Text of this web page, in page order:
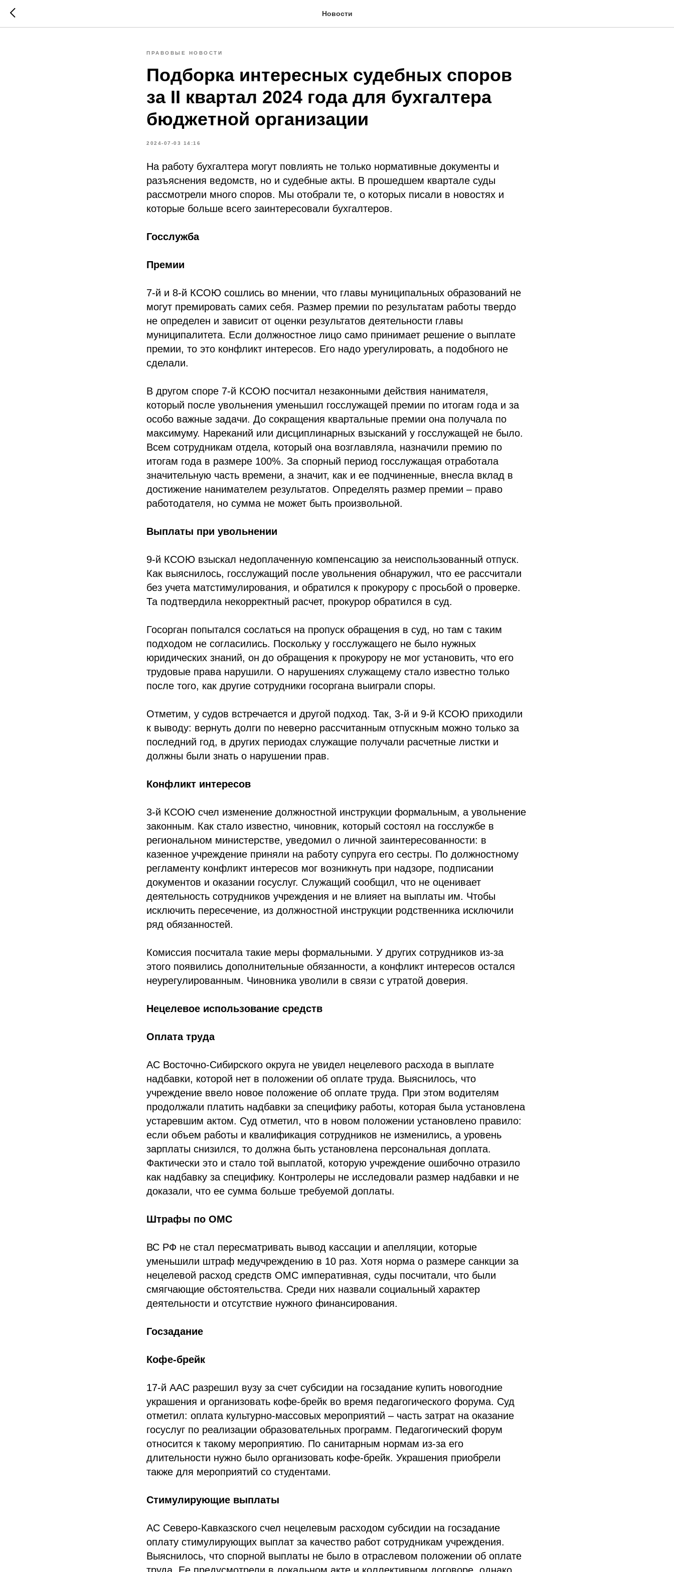
Новости
ПРАВОВЫЕ НОВОСТИ
Подборка интересных судебных споров
за II квартал 2024 года для бухгалтера
бюджетной организации
2024-07-03 14:16
На работу бухгалтера могут повлиять не только нормативные документы и
разъяснения ведомств, но и судебные акты. В прошедшем квартале суды
рассмотрели много споров. Мы отобрали те, о которых писали в новостях и
которые больше всего заинтересовали бухгалтеров.
Госслужба
Премии
7-й и 8-й КСОЮ сошлись во мнении, что главы муниципальных образований не
могут премировать самих себя. Размер премии по результатам работы твердо
не определен и зависит от оценки результатов деятельности главы
муниципалитета. Если должностное лицо само принимает решение о выплате
премии, то это конфликт интересов. Его надо урегулировать, а подобного не
сделали.
В другом споре 7-й КСОЮ посчитал незаконными действия нанимателя,
который после увольнения уменьшил госслужащей премии по итогам года и за
особо важные задачи. До сокращения квартальные премии она получала по
максимуму. Нареканий или дисциплинарных взысканий у госслужащей не было.
Всем сотрудникам отдела, который она возглавляла, назначили премию по
итогам года в размере 100%. За спорный период госслужащая отработала
значительную часть времени, а значит, как и ее подчиненные, внесла вклад в
достижение нанимателем результатов. Определять размер премии – право
работодателя, но сумма не может быть произвольной.
Выплаты при увольнении
9-й КСОЮ взыскал недоплаченную компенсацию за неиспользованный отпуск.
Как выяснилось, госслужащий после увольнения обнаружил, что ее рассчитали
без учета матстимулирования, и обратился к прокурору с просьбой о проверке.
Та подтвердила некорректный расчет, прокурор обратился в суд.
Госорган попытался сослаться на пропуск обращения в суд, но там с таким
подходом не согласились. Поскольку у госслужащего не было нужных
юридических знаний, он до обращения к прокурору не мог установить, что его
трудовые права нарушили. О нарушениях служащему стало известно только
после того, как другие сотрудники госоргана выиграли споры.
Отметим, у судов встречается и другой подход. Так, 3-й и 9-й КСОЮ приходили
к выводу: вернуть долги по неверно рассчитанным отпускным можно только за
последний год, в других периодах служащие получали расчетные листки и
должны были знать о нарушении прав.
Конфликт интересов
3-й КСОЮ счел изменение должностной инструкции формальным, а увольнение
законным. Как стало известно, чиновник, который состоял на госслужбе в
региональном министерстве, уведомил о личной заинтересованности: в
казенное учреждение приняли на работу супруга его сестры. По должностному
регламенту конфликт интересов мог возникнуть при надзоре, подписании
документов и оказании госуслуг. Служащий сообщил, что не оценивает
деятельность сотрудников учреждения и не влияет на выплаты им. Чтобы
исключить пересечение, из должностной инструкции родственника исключили
ряд обязанностей.
Комиссия посчитала такие меры формальными. У других сотрудников из-за
этого появились дополнительные обязанности, а конфликт интересов остался
неурегулированным. Чиновника уволили в связи с утратой доверия.
Нецелевое использование средств
Оплата труда
АС Восточно-Сибирского округа не увидел нецелевого расхода в выплате
надбавки, которой нет в положении об оплате труда. Выяснилось, что
учреждение ввело новое положение об оплате труда. При этом водителям
продолжали платить надбавки за специфику работы, которая была установлена
устаревшим актом. Суд отметил, что в новом положении установлено правило:
если объем работы и квалификация сотрудников не изменились, а уровень
зарплаты снизился, то должна быть установлена персональная доплата.
Фактически это и стало той выплатой, которую учреждение ошибочно отразило
как надбавку за специфику. Контролеры не исследовали размер надбавки и не
доказали, что ее сумма больше требуемой доплаты.
Штрафы по ОМС
ВС РФ не стал пересматривать вывод кассации и апелляции, которые
уменьшили штраф медучреждению в 10 раз. Хотя норма о размере санкции за
нецелевой расход средств ОМС императивная, суды посчитали, что были
смягчающие обстоятельства. Среди них назвали социальный характер
деятельности и отсутствие нужного финансирования.
Госзадание
Кофе-брейк
17-й ААС разрешил вузу за счет субсидии на госзадание купить новогодние
украшения и организовать кофе-брейк во время педагогического форума. Суд
отметил: оплата культурно-массовых мероприятий – часть затрат на оказание
госуслуг по реализации образовательных программ. Педагогический форум
относится к такому мероприятию. По санитарным нормам из-за его
длительности нужно было организовать кофе-брейк. Украшения приобрели
также для мероприятий со студентами.
Стимулирующие выплаты
АС Северо-Кавказского счел нецелевым расходом субсидии на госзадание
оплату стимулирующих выплат за качество работ сотрудникам учреждения.
Выяснилось, что спорной выплаты не было в отраслевом положении об оплате